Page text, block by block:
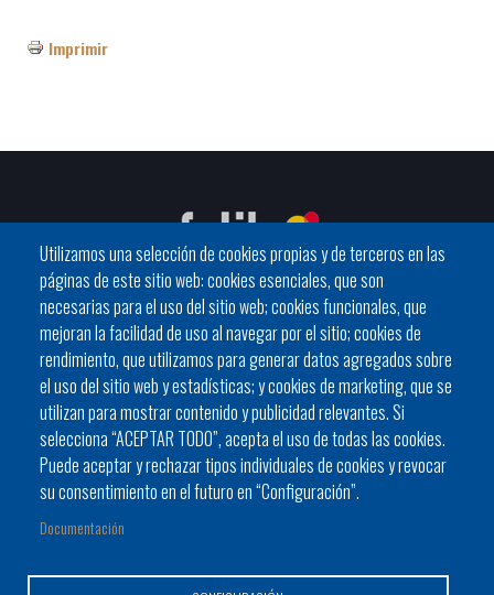
Imprimir
Utilizamos una selección de cookies propias y de terceros en las
páginas de este sitio web: cookies esenciales, que son
necesarias para el uso del sitio web; cookies funcionales, que
mejoran la facilidad de uso al navegar por el sitio; cookies de
rendimiento, que utilizamos para generar datos agregados sobre
el uso del sitio web y estadísticas; y cookies de marketing, que se
utilizan para mostrar contenido y publicidad relevantes. Si
selecciona “ACEPTAR TODO”, acepta el uso de todas las cookies.
Puede aceptar y rechazar tipos individuales de cookies y revocar
su consentimiento en el futuro en “Configuración”.
Documentación
Footer
Alcaldes y alcaldesas
JORNADES Presidencia del Consell
C / General Riera, 111 07010 Palma
Phone 971 760911 - Fax 971 763102